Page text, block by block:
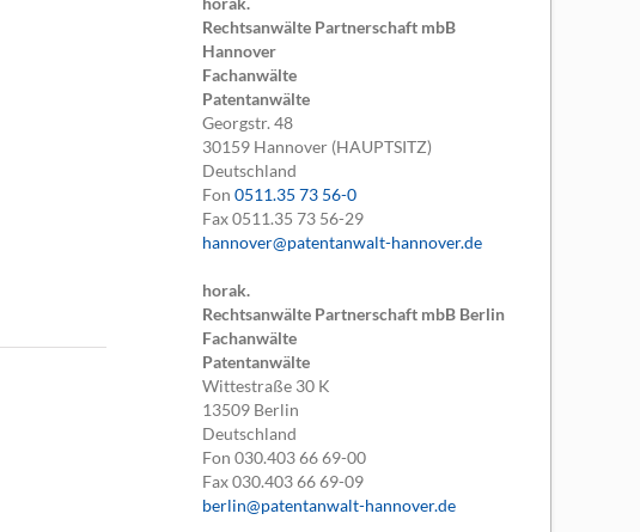
Rechtsanwälte Partnerschaft mbB
Hannover
Fachanwälte
Patentanwälte
Georgstr. 48
30159 Hannover (HAUPTSITZ)
Deutschland
Fon0511.35 73 56-0
Fax0511.35 73 56-29
hannover@patentanwalt-hannover.de
horak.
Rechtsanwälte Partnerschaft mbB Berlin
Fachanwälte
Patentanwälte
Wittestraße 30 K
13509 Berlin
Deutschland
Fon030.403 66 69-00
Fax030.403 66 69-09
berlin@patentanwalt-hannover.de